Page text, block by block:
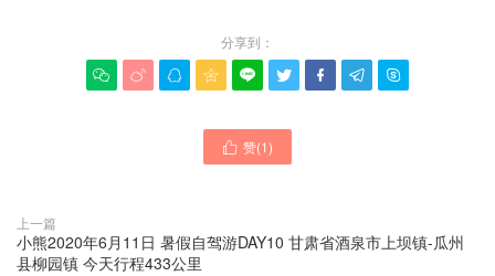
分享到：
        
 赞(1)
上一篇
小熊2020年6月11日 暑假自驾游DAY10 甘肃省酒泉市上坝镇-瓜州
县柳园镇 今天行程433公里